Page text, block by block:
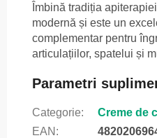
Îmbină tradiția
modernă și este un
complementar pentru
articulațiilor, spatelui și
Parametri
Categorie:
Creme de
EAN :